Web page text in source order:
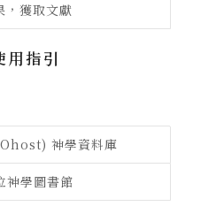
，獲取文獻
用指引
神學資料庫
學圖書館